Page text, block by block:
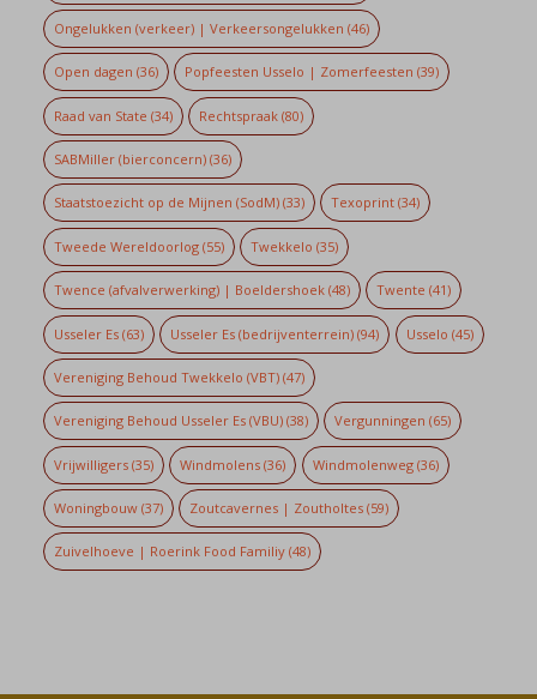
Ongelukken (verkeer) | Verkeersongelukken (46)
Open dagen (36) Popfeesten Usselo | Zomerfeesten (39)
Raad van State (34) Rechtspraak (80)
SABMiller (bierconcern)(36)
Staatstoezicht op de Mijnen (SodM)(33) Texoprint (34)
Tweede Wereldoorlog(55) Twekkelo (35)
Twence (afvalverwerking) | Boeldershoek(48) Twente (41)
Usseler Es(63) Usseler Es (bedrijventerrein) (94) Usselo (45)
Vereniging Behoud Twekkelo (VBT)(47)
Vereniging Behoud Usseler Es (VBU)(38) Vergunningen (65)
Vrijwilligers(35) Windmolens (36) Windmolenweg(36)
Woningbouw(37) Zoutcavernes | Zoutholtes (59)
Zuivelhoeve | Roerink Food Familiy(48)